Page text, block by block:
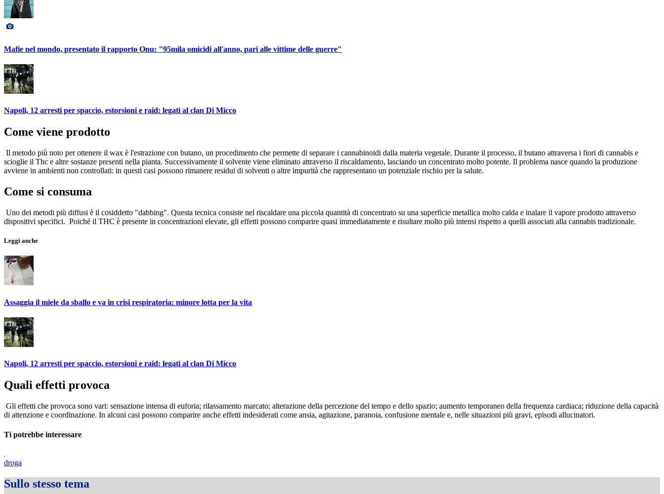
Mafie nel mondo, presentato il rapporto Onu: "95mila omicidi all'anno, pari alle vittime delle guerre"
Napoli, 12 arresti per spaccio, estorsioni e raid: legati al clan Di Micco
Come viene prodotto
Il metodo più noto per ottenere il wax è l'estrazione con butano, un procedimento che permette di separare i cannabinoidi dalla materia vegetale. Durante il processo, il butano attraversa i fiori di cannabis e
scioglie il Thc e altre sostanze presenti nella pianta. Successivamente il solvente viene eliminato attraverso il riscaldamento, lasciando un concentrato molto potente. Il problema nasce quando la produzione
avviene in ambienti non controllati: in questi casi possono rimanere residui di solventi o altre impurità che rappresentano un potenziale rischio per la salute.
Come si consuma
Uno dei metodi più diffusi è il cosiddetto "dabbing". Questa tecnica consiste nel riscaldare una piccola quantità di concentrato su una superficie metallica molto calda e inalare il vapore prodotto attraverso
dispositivi specifici. Poiché il THC è presente in concentrazioni elevate, gli effetti possono comparire quasi immediatamente e risultare molto più intensi rispetto a quelli associati alla cannabis tradizionale.
Leggi anche
Assaggia il miele da sballo e va in crisi respiratoria: minore lotta per la vita
Napoli, 12 arresti per spaccio, estorsioni e raid: legati al clan Di Micco
Quali effetti provoca
Gli effetti che provoca sono vari: sensazione intensa di euforia; rilassamento marcato; alterazione della percezione del tempo e dello spazio; aumento temporaneo della frequenza cardiaca; riduzione della capacità
di attenzione e coordinazione. In alcuni casi possono comparire anche effetti indesiderati come ansia, agitazione, paranoia, confusione mentale e, nelle situazioni più gravi, episodi allucinatori.
Ti potrebbe interessare
droga
Sullo stesso tema